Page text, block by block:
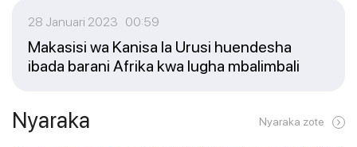
28 Januari 2023 00:59
Makasisi wa Kanisa la Urusi huendesha
ibada barani Afrika kwa lugha mbalimbali
Nyaraka Nyaraka zote